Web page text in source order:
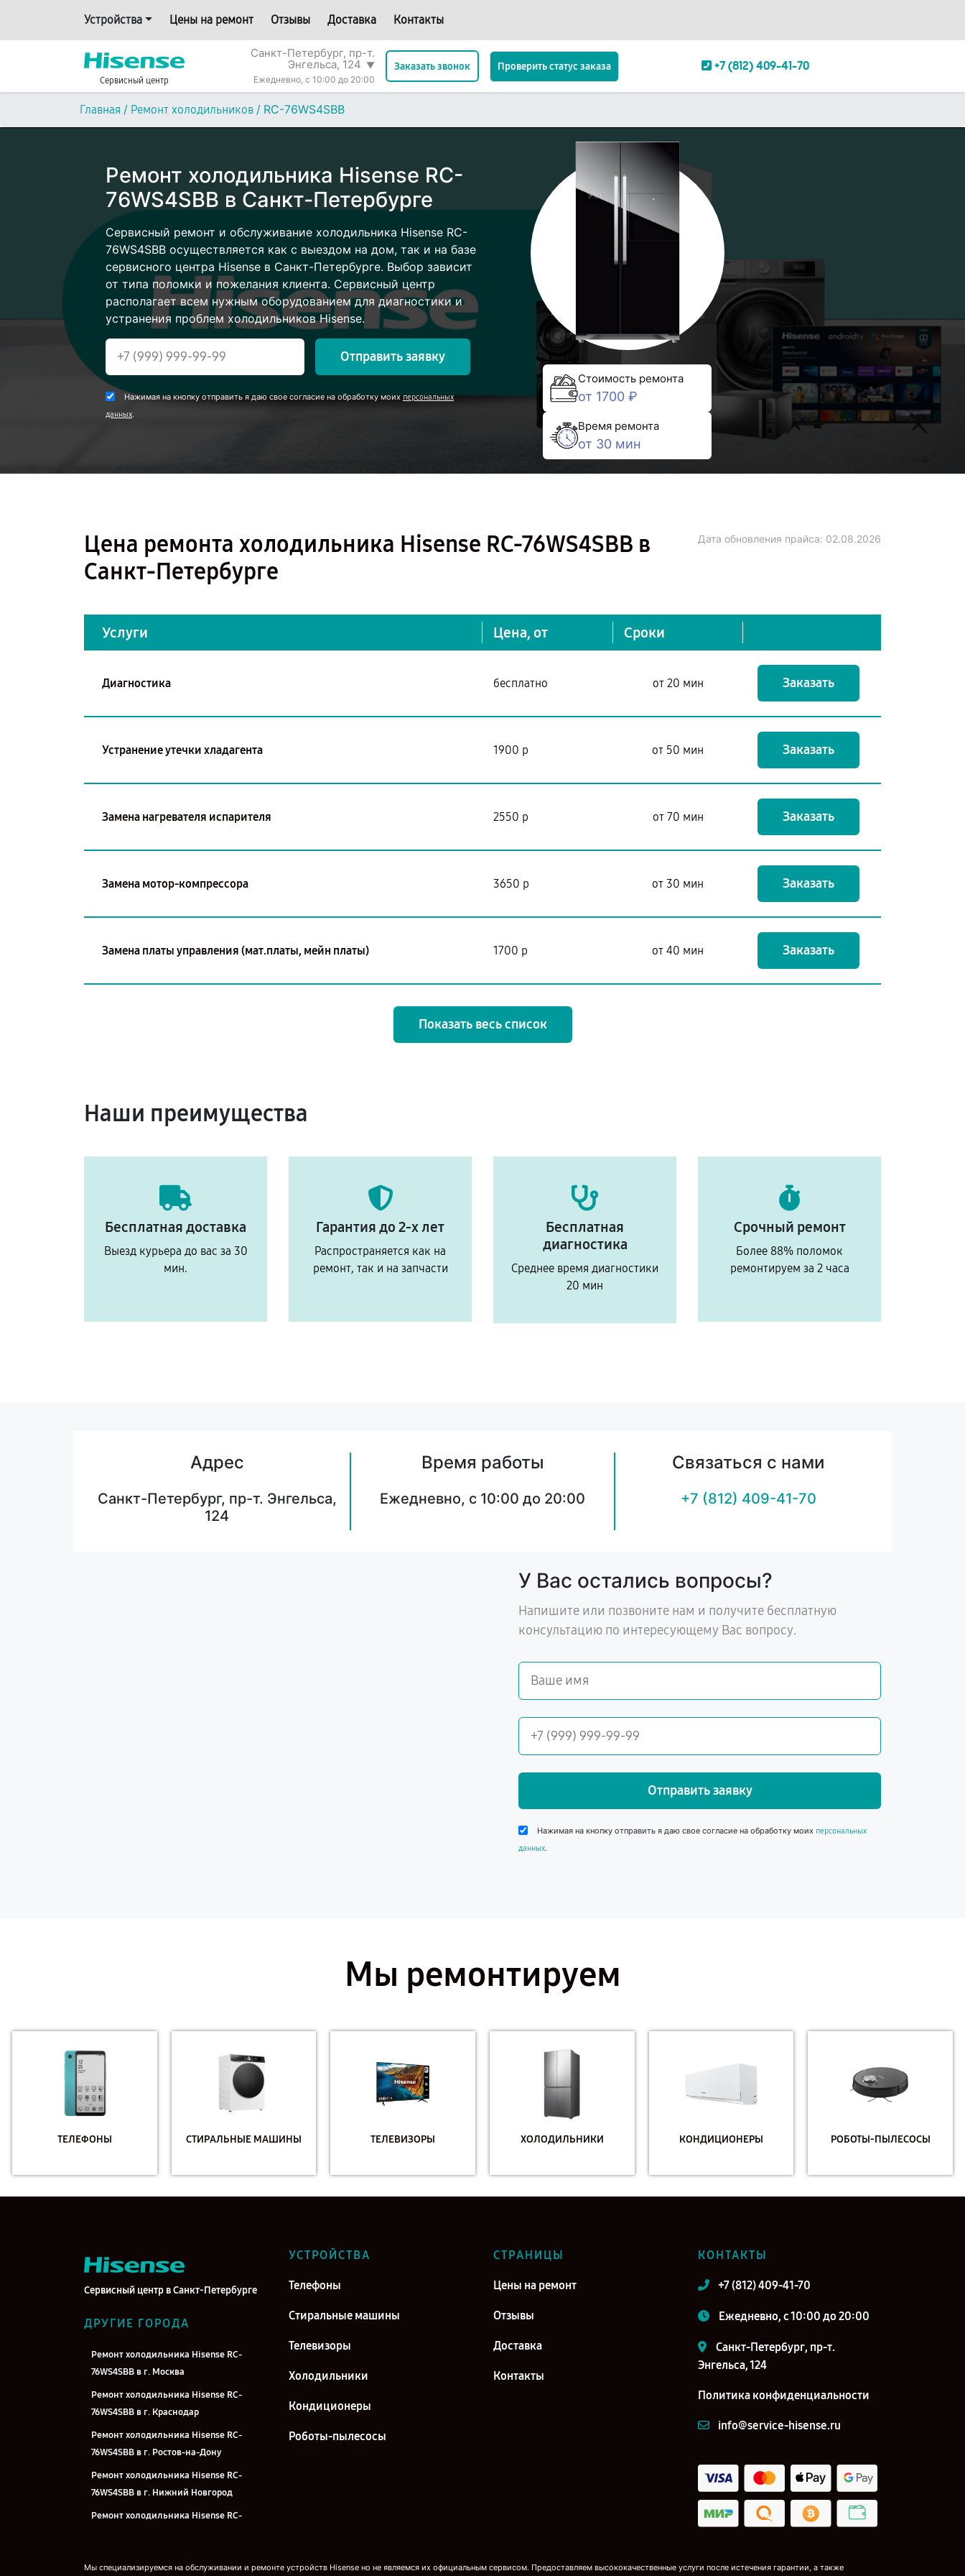
Устройства Цены на ремонт Отзывы Доставка Контакты
Сервисный центр
Санкт-Петербург, пр-т.
Энгельса, 124 ▼
Ежедневно, с 10:00 до 20:00
Заказать звонок Проверить статус заказа +7 (812) 409-41-70
Главная / Ремонт холодильников / RC-76WS4SBB
Ремонт холодильника Hisense RC-
76WS4SBB в Санкт-Петербурге
Сервисный ремонт и обслуживание холодильника Hisense RC-
76WS4SBB осуществляется как с выездом на дом, так и на базе
сервисного центра Hisense в Санкт-Петербурге. Выбор зависит
от типа поломки и пожелания клиента. Сервисный центр
располагает всем нужным оборудованием для диагностики и
устранения проблем холодильников Hisense.
Отправить заявку
Нажимая на кнопку отправить я даю свое согласие на обработку моихперсональных
данных.
Стоимость ремонта
от 1700 ₽
Время ремонта
от 30 мин
Цена ремонта холодильника Hisense RC-76WS4SBB в
Санкт-Петербурге
Дата обновления прайса: 02.08.2026
Услуги Цена, от Сроки
Диагностика бесплатно от 20 мин Заказать
Устранение утечки хладагента 1900 р от 50 мин Заказать
Замена нагревателя испарителя 2550 р от 70 мин Заказать
Замена мотор-компрессора 3650 р от 30 мин Заказать
Замена платы управления (мат.платы, мейн платы) 1700 р от 40 мин Заказать
Показать весь список
Наши преимущества
Бесплатная доставка
Выезд курьера до вас за 30
мин.
Гарантия до 2-х лет
Распространяется как на
ремонт, так и на запчасти
Бесплатная
диагностика
Среднее время диагностики
20 мин
Срочный ремонт
Более 88% поломок
ремонтируем за 2 часа
Адрес
Санкт-Петербург, пр-т. Энгельса,
124
Время работы
Ежедневно, с 10:00 до 20:00
Связаться с нами
+7 (812) 409-41-70
У Вас остались вопросы?
Напишите или позвоните нам и получите бесплатную
консультацию по интересующему Вас вопросу.
Отправить заявку
Нажимая на кнопку отправить я даю свое согласие на обработку моих персональных
данных.
Мы ремонтируем
ТЕЛЕФОНЫ СТИРАЛЬНЫЕ МАШИНЫ ТЕЛЕВИЗОРЫ ХОЛОДИЛЬНИКИ КОНДИЦИОНЕРЫ РОБОТЫ-ПЫЛЕСОСЫ
Сервисный центр в Санкт-Петербурге
ДРУГИЕ ГОРОДА
Ремонт холодильника Hisense RC-
76WS4SBB в г. Москва
Ремонт холодильника Hisense RC-
76WS4SBB в г. Краснодар
Ремонт холодильника Hisense RC-
76WS4SBB в г. Ростов-на-Дону
Ремонт холодильника Hisense RC-
76WS4SBB в г. Нижний Новгород
Ремонт холодильника Hisense RC-
76WS4SBB в г. Челябинск
УСТРОЙСТВА
Телефоны
Стиральные машины
Телевизоры
Холодильники
Кондиционеры
Роботы-пылесосы
СТРАНИЦЫ
Цены на ремонт
Отзывы
Доставка
Контакты
КОНТАКТЫ
+7 (812) 409-41-70
Ежедневно, с 10:00 до 20:00
Санкт-Петербург, пр-т.
Энгельса, 124
Политика конфиденциальности
info@service-hisense.ru
Мы специализируемся на обслуживании и ремонте устройств Hisense но не являемся их официальным сервисом. Предоставляем высококачественные услуги после истечения гарантии, а также